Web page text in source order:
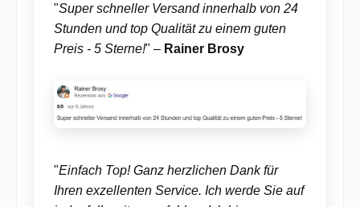
"Super schneller Versand innerhalb von 24
Stunden und top Qualität zu einem guten
Preis - 5 Sterne!" – Rainer Brosy
"Einfach Top! Ganz herzlichen Dank für
Ihren exzellenten Service. Ich werde Sie auf